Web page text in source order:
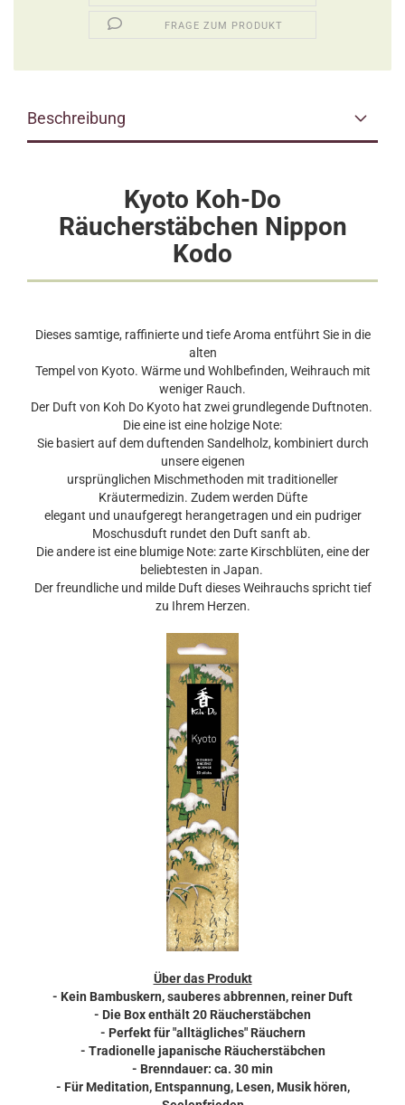
FRAGE ZUM PRODUKT
Beschreibung
Kyoto Koh-Do
Räucherstäbchen Nippon
Kodo
Dieses samtige, raffinierte und tiefe Aroma entführt Sie in die
alten
Tempel von Kyoto. Wärme und Wohlbefinden, Weihrauch mit
weniger Rauch.
Der Duft von Koh Do Kyoto hat zwei grundlegende Duftnoten.
Die eine ist eine holzige Note:
Sie basiert auf dem duftenden Sandelholz, kombiniert durch
unsere eigenen
ursprünglichen Mischmethoden mit traditioneller
Kräutermedizin. Zudem werden Düfte
elegant und unaufgeregt herangetragen und ein pudriger
Moschusduft rundet den Duft sanft ab.
Die andere ist eine blumige Note: zarte Kirschblüten, eine der
beliebtesten in Japan.
Der freundliche und milde Duft dieses Weihrauchs spricht tief
zu Ihrem Herzen.
Über das Produkt
- Kein Bambuskern, sauberes abbrennen, reiner Duft
- Die Box enthält 20 Räucherstäbchen
- Perfekt für "alltägliches" Räuchern
- Tradionelle japanische Räucherstäbchen
- Brenndauer: ca. 30 min
- Für Meditation, Entspannung, Lesen, Musik hören,